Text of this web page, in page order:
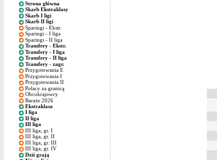
Strona główna
Skarb Ekstraklasy
Skarb I ligi
Skarb II ligi
Sparingi - Ekstr.
Sparingi - I liga
Sparingi - II liga
Transfery - Ekstr.
Transfery - I liga
Transfery - II liga
Transfery - zagr.
Przygotowania E
Przygotowania I
Przygotowania II
Polacy za granicą
Obcokrajowcy
Baraże 2026
Ekstraklasa
I liga
II liga
III liga
III liga, gr. I
III liga, gr. II
III liga, gr. III
III liga, gr. IV
Dziś grają